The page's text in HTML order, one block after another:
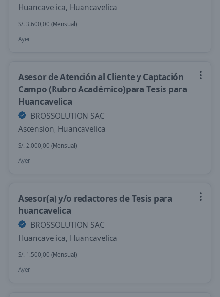
Huancavelica, Huancavelica
S/. 3.600,00 (Mensual)
Ayer
Asesor de Atención al Cliente y Captación
Campo (Rubro Académico)para Tesis para
Huancavelica
BROSSOLUTION SAC
Ascension, Huancavelica
S/. 2.000,00 (Mensual)
Ayer
Asesor(a) y/o redactores de Tesis para
huancavelica
BROSSOLUTION SAC
Huancavelica, Huancavelica
S/. 1.500,00 (Mensual)
Ayer